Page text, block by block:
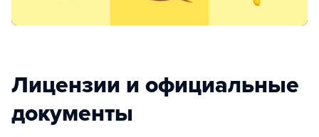
Лицензии и официальные
документы